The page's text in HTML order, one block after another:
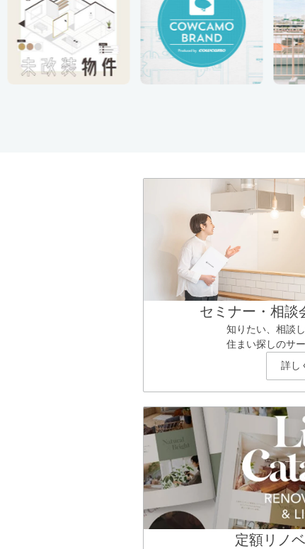
セミナー・相談
知りたい、相談
住まい探しのサ
詳し
定額リノ